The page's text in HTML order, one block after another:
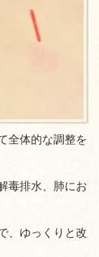
全体的な調整を
毒排水、肺にお
、ゆっくりと改